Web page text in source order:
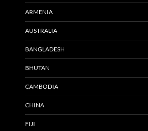
ARMENIA
AUSTRALIA
BANGLADESH
BHUTAN
CAMBODIA
CHINA
FIJI